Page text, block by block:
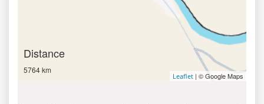
Distance
5764 km
Leaflet | © Google Maps